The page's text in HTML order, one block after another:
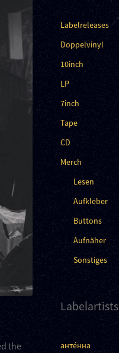
the
Labelreleases
Doppelvinyl
10inch
LP
7inch
Tape
CD
Merch
Lesen
Aufkleber
Buttons
Aufnäher
Sonstiges
Labelartists
анте́нна